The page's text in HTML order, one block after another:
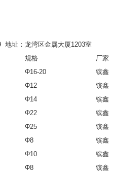
地址：龙湾区金属大厦1203室
规格
厂家
Φ16-20
镔鑫
Φ12
镔鑫
Φ14
镔鑫
Φ22
镔鑫
Φ25
镔鑫
Φ8
镔鑫
Φ10
镔鑫
Φ8
镔鑫